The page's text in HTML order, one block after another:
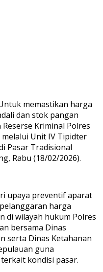
memastikan harga
dan stok pangan
Kriminal Polres
Unit IV Tipidter
Pasar Tradisional
Rabu (18/02/2026).
upaya preventif aparat
harga
di wilayah hukum Polres
bersama Dinas
serta Dinas Ketahanan
guna
kondisi pasar.